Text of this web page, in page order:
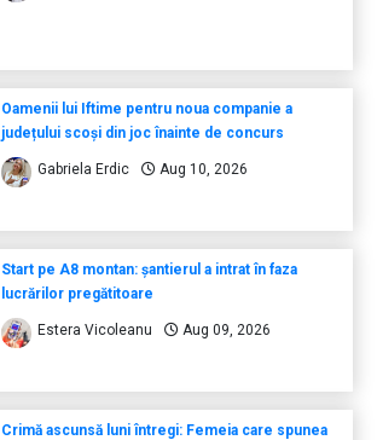
Oamenii lui Iftime pentru noua companie a
județului scoși din joc înainte de concurs
Gabriela Erdic Aug 10, 2026
Start pe A8 montan: șantierul a intrat în faza
lucrărilor pregătitoare
Estera Vicoleanu Aug 09, 2026
Crimă ascunsă luni întregi: Femeia care spunea